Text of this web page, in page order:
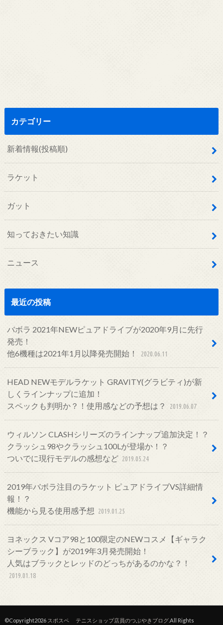
カテゴリー
新着情報(投稿順)
ラケット
ガット
知っておきたい知識
ニュース
最近の投稿
バボラ 2021年NEWピュアドライブが2020年9月に先行
発売！
他6機種は2021年1月以降発売開始！
2020.06.11
HEAD NEWモデルラケット GRAVITY(グラビティ)が新
しくラインナップに追加！
スペックも判明か？！使用感などの予想は？
2019.06.07
ウィルソン CLASHシリーズのラインナップ追加決定！？
クラッシュ98やクラッシュ100Lが登場か！？
ついでに現行モデルの感想など 2019.05.24
2019年バボラ注目のラケット ピュアドライブVS詳細情
報！？
機能から見る使用感予想 2019.01.25
ヨネックス Vコア98と100限定のNEWコスメ【ギャラク
シーブラック】が2019年3月発売開始！
人気はブラックとレッドのどっちがあるのかな？！
2019.01.18
©Copyright2026 スポスペ テニスショップ店員のつぶやきブログ.All Rights